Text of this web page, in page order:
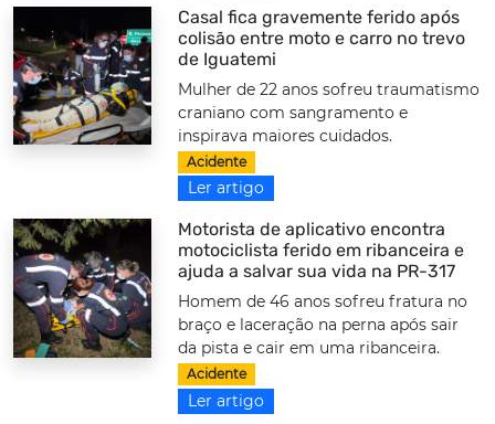
Casal fica gravemente ferido após
colisão entre moto e carro no trevo
de Iguatemi
Mulher de 22 anos sofreu traumatismo
craniano com sangramento e
inspirava maiores cuidados.
Acidente
Ler artigo
Motorista de aplicativo encontra
motociclista ferido em ribanceira e
ajuda a salvar sua vida na PR-317
Homem de 46 anos sofreu fratura no
braço e laceração na perna após sair
da pista e cair em uma ribanceira.
Acidente
Ler artigo